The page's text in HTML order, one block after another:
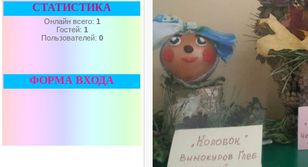
СТАТИСТИКА
Онлайн всего: 1
Гостей: 1
Пользователей: 0
ФОРМА ВХОДА